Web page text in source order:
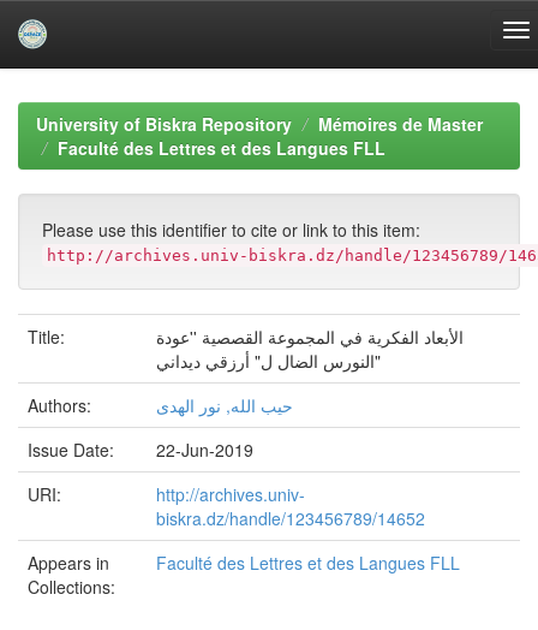
navigationUniversity of Biskra Repository
Mémoires de Master
Faculté des Lettres et des Langues FLL
Please use this identifier to cite or link to this item:
http://archives.univ-biskra.dz/handle/123456789/
Title:
الأبعاد الفكرية في المجموعة القصصية ''عودة
النورس الضال ل" أرزقي ديداني"
Authors:
حيب الله, نور الھدى
Issue Date:
22-Jun-2019
URI:
http://archives.univ-
biskra.dz/handle/123456789/14652
Appears in
Collections:
Faculté des Lettres et des Langues FLL